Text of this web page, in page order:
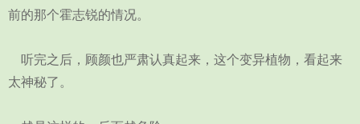
前的那个霍志锐的情况。
听完之后，顾颜也严肃认真起来，这个变异植物，看起来
太神秘了。